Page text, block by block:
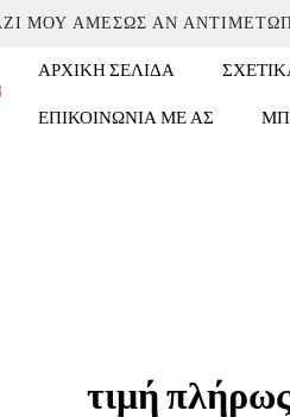
ΜΟΥ ΑΜΈΣΩΣ ΑΝ
ΑΡΧΙΚΉ ΣΕΛΊΔΑ
ΕΠΙΚΟΙΝΩΝΊΑ ΜΕ ΑΣ
τιμή